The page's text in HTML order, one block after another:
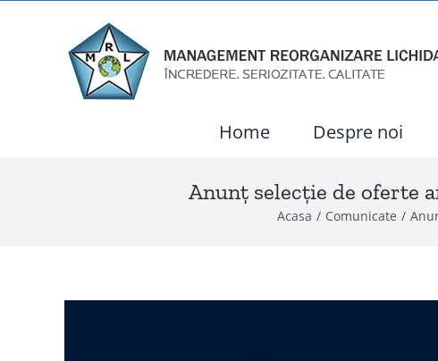
Home Despre noi
Anunț selecție de oferte
Acasa Comunicate